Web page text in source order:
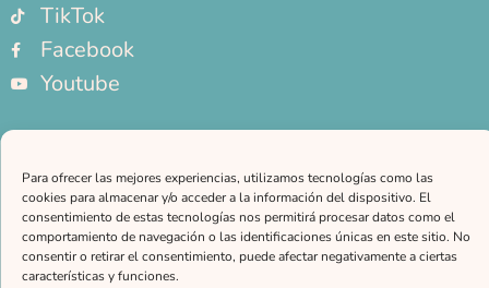
Para ofrecer las mejores experiencias, utilizamos tecnologías como las
cookies para almacenar y/o acceder a la información del dispositivo. El
consentimiento de estas tecnologías nos permitirá procesar datos como el
comportamiento de navegación o las identificaciones únicas en este sitio. No
consentir o retirar el consentimiento, puede afectar negativamente a ciertas
características y funciones.
TikTok
Facebook
Youtube
NOTAS LEGALES
Aviso legal
Política de privacidad
Política de cookies
CONTACTO